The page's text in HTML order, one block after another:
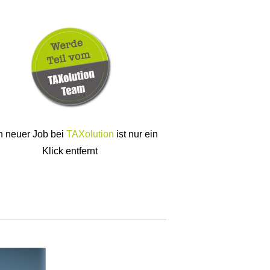
neuer Job bei TAXolution ist nur ein
Klick entfernt